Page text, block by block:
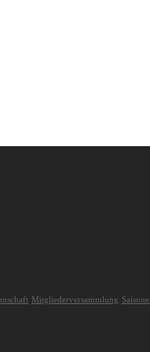
Mitgliederversammlung